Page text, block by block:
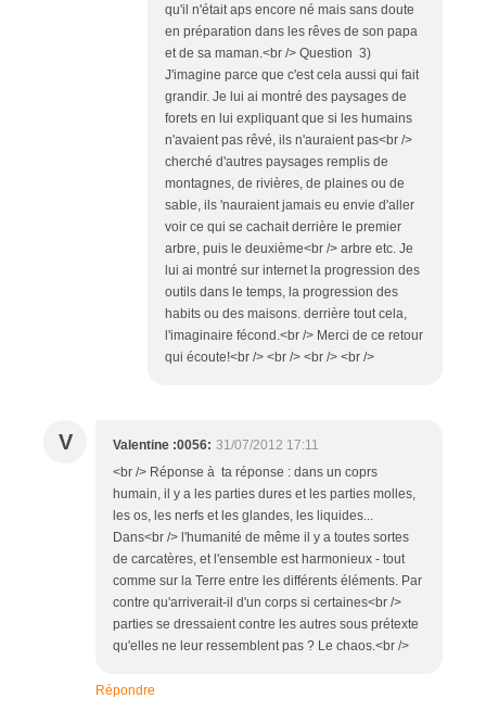
qu'il n'était aps encore né mais sans doute
en préparation dans les rêves de son papa
et de sa maman.<br /> Question 3)
J'imagine parce que c'est cela aussi qui fait
grandir. Je lui ai montré des paysages de
forets en lui expliquant que si les humains
n'avaient pas rêvé, ils n'auraient pas<br />
cherché d'autres paysages remplis de
montagnes, de rivières, de plaines ou de
sable, ils 'nauraient jamais eu envie d'aller
voir ce qui se cachait derrière le premier
arbre, puis le deuxième<br /> arbre etc. Je
lui ai montré sur internet la progression des
outils dans le temps, la progression des
habits ou des maisons. derrière tout cela,
l'imaginaire fécond.<br /> Merci de ce retour
qui écoute!<br /> <br /> <br /> <br />
V Valentine :0056: 31/07/2012 17:11
<br /> Réponse à ta réponse : dans un coprs
humain, il y a les parties dures et les parties molles,
les os, les nerfs et les glandes, les liquides...
Dans<br /> l'humanité de même il y a toutes sortes
de carcatères, et l'ensemble est harmonieux - tout
comme sur la Terre entre les différents éléments. Par
contre qu'arriverait-il d'un corps si certaines<br />
parties se dressaient contre les autres sous prétexte
qu'elles ne leur ressemblent pas ? Le chaos.<br />
Répondre